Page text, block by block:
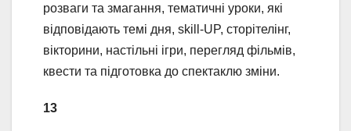
розваги та змагання, тематичні уроки, які
відповідають темі дня, skill-UP, сторітелінг,
вікторини, настільні ігри, перегляд фільмів,
квести та підготовка до спектаклю зміни.
13